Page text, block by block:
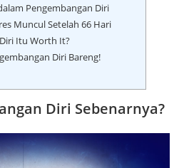
Pengembangan Diri
Muncul Setelah 66 Hari
Itu Worth It?
Diri Bareng!
Diri Sebenarnya?